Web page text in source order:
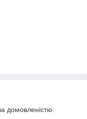
домовленістю